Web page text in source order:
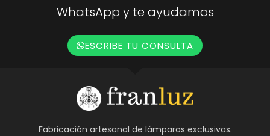
WhatsApp y te ayudamos
ESCRIBE TU CONSULTA
Fabricación artesanal de lámparas exclusivas.